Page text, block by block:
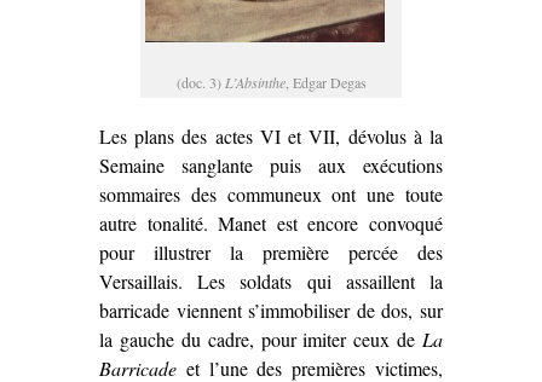
(doc. 3) L’Absinthe, Edgar Degas
Les plans des actes VI et VII, dévolus à la
Semaine sanglante puis aux exécutions
sommaires des communeux ont une toute
autre tonalité. Manet est encore convoqué
pour illustrer la première percée des
Versaillais. Les soldats qui assaillent la
barricade viennent s’immobiliser de dos, sur
la gauche du cadre, pour imiter ceux de La
Barricade et l’une des premières victimes,